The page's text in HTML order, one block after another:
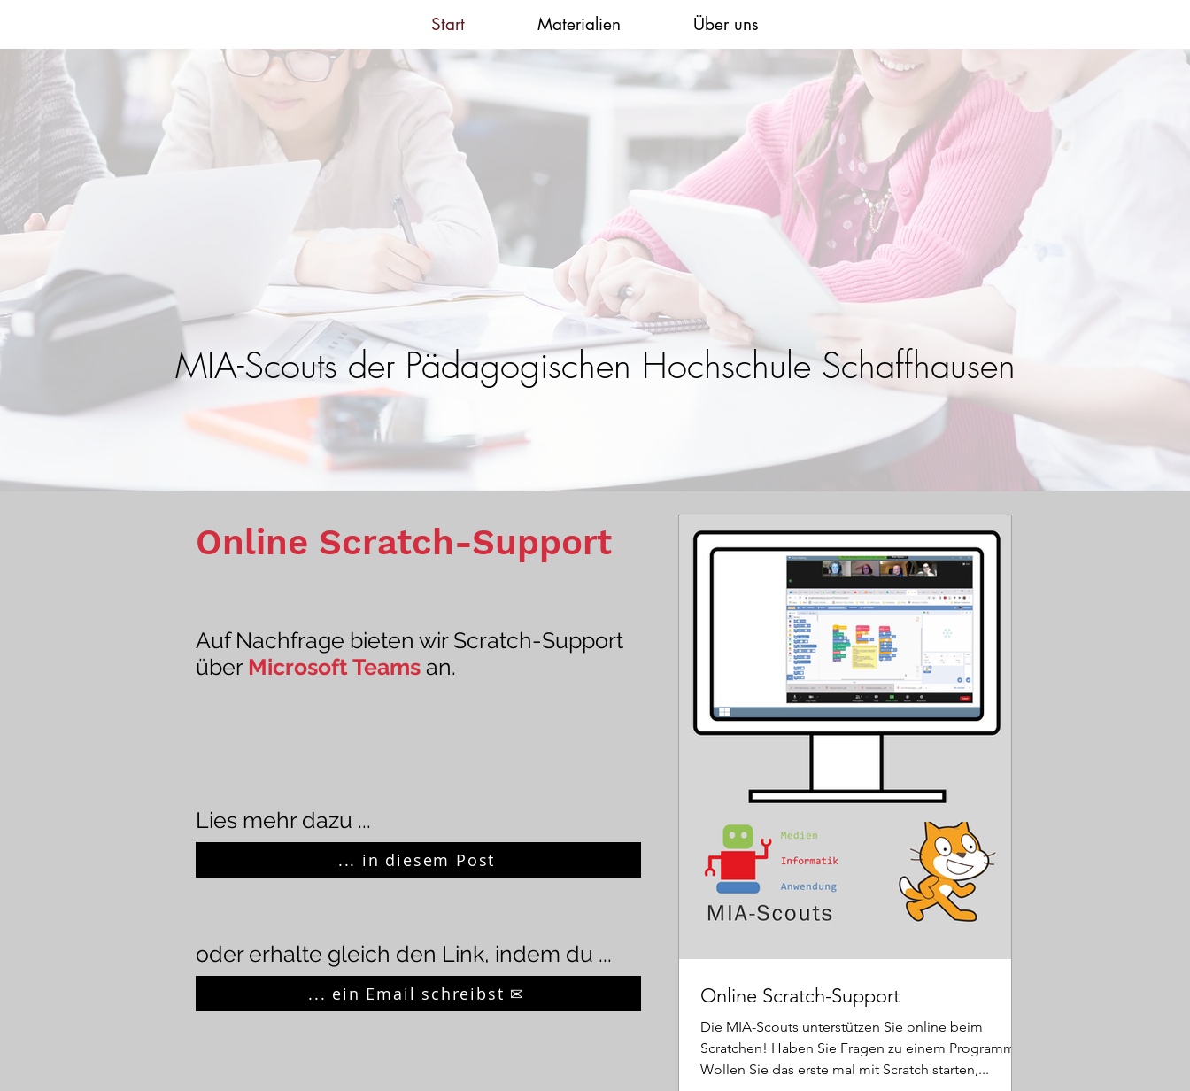
Start Materialien Über uns
MIA-Scouts der Pädagogischen Hochschule Schaffhausen
Online Scratch-Support
Auf Nachfrage bieten wir Scratch-Support
über Microsoft Teams an.
Lies mehr dazu ...
... in diesem Post
oder erhalte gleich den Link, indem du ...
... ein Email schreibst ✉ Online Scratch-Support
Die MIA-Scouts unterstützen Sie online beim
Scratchen! Haben Sie Fragen zu einem Programm?
Wollen Sie das erste mal mit Scratch starten,...